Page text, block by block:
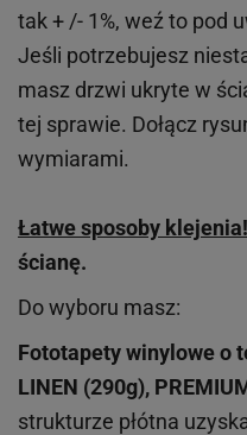
tak + /- 1%, weź to pod
Jeśli potrzebujesz
masz drzwi ukryte w
tej sprawie. Dołącz
wymiarami.
Łatwe sposoby klejenia!
ścianę.
Do wyboru masz:
Fototapety winylowe o
LINEN (290g),
strukturze płótna